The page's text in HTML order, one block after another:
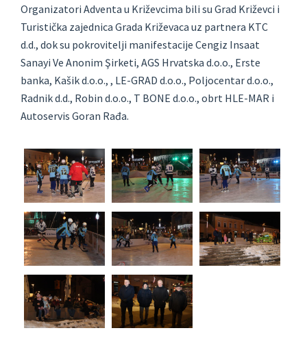
Organizatori Adventa u Križevcima bili su Grad Križevci i
Turistička zajednica Grada Križevaca uz partnera KTC
d.d., dok su pokrovitelji manifestacije Cengiz Insaat
Sanayi Ve Anonim Şirketi, AGS Hrvatska d.o.o., Erste
banka, Kašik d.o.o., , LE-GRAD d.o.o., Poljocentar d.o.o.,
Radnik d.d., Robin d.o.o., T BONE d.o.o., obrt HLE-MAR i
Autoservis Goran Rađa.